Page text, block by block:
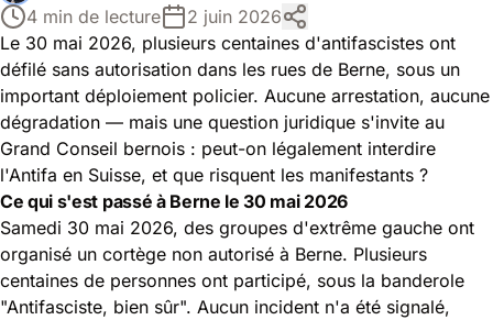
4 min de lecture
2 juin 2026
Le 30 mai 2026, plusieurs centaines d'antifascistes ont
défilé sans autorisation dans les rues de Berne, sous un
important déploiement policier. Aucune arrestation, aucune
dégradation — mais une question juridique s'invite au
Grand Conseil bernois : peut-on légalement interdire
l'Antifa en Suisse, et que risquent les manifestants ?
Ce qui s'est passé à Berne le 30 mai 2026
Samedi 30 mai 2026, des groupes d'extrême gauche ont
organisé un cortège non autorisé à Berne. Plusieurs
centaines de personnes ont participé, sous la banderole
"Antifasciste, bien sûr". Aucun incident n'a été signalé,